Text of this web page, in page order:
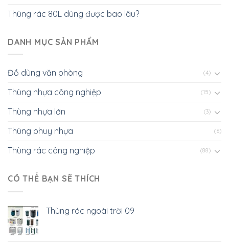
Thùng rác 80L dùng được bao lâu?
DANH MỤC SẢN PHẨM
Đồ dùng văn phòng (4)
Thùng nhựa công nghiệp (15)
Thùng nhựa lớn (3)
Thùng phuy nhựa (6)
Thùng rác công nghiệp (88)
CÓ THỂ BẠN SẼ THÍCH
Thùng rác ngoài trời 09